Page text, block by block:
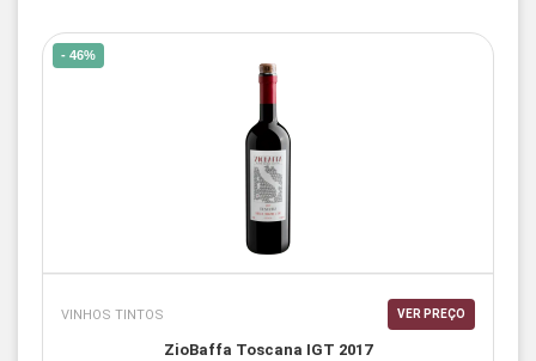
- 46%
VINHOS TINTOS VER PREÇO
ZioBaffa Toscana IGT 2017